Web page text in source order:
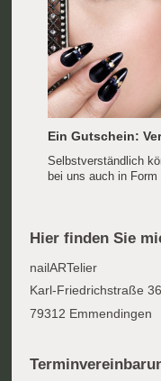
Ein Gutschein:
Selbstverständlich
bei uns auch in Form
Hier finden Sie
nailARTelier
Karl-Friedrichstraße 36
79312 Emmendingen